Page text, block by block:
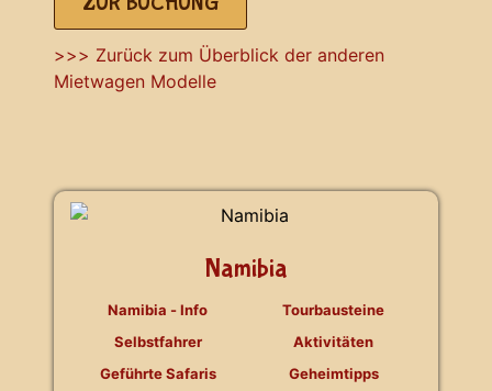
>>> Zurück zum Überblick der anderen
Mietwagen Modelle
Namibia
Namibia - Info
Selbstfahrer
Geführte Safaris
Tourbausteine
Aktivitäten
Geheimtipps